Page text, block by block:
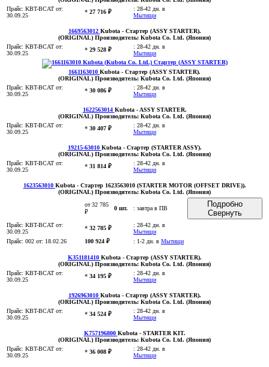
Прайс: KBT-BCAT от:
30.09.25
* 27 716 ₽ : 28-42 дн. в
Мытищи
1669563012 Kubota - Стартер (ASSY STARTER).
(ORIGINAL) Производитель: Kubota Co. Ltd. (Япония)
Прайс: KBT-BCAT от:
30.09.25
* 29 528 ₽ : 28-42 дн. в
Мытищи
1661163010 Kubota - Стартер (ASSY STARTER).
(ORIGINAL) Производитель: Kubota Co. Ltd. (Япония)
Прайс: KBT-BCAT от:
30.09.25
* 30 086 ₽ : 28-42 дн. в
Мытищи
1622563014 Kubota - ASSY STARTER.
(ORIGINAL) Производитель: Kubota Co. Ltd. (Япония)
Прайс: KBT-BCAT от:
30.09.25
* 30 407 ₽ : 28-42 дн. в
Мытищи
19215-63010 Kubota - Стартер (STARTER ASSY).
(ORIGINAL) Производитель: Kubota Co. Ltd. (Япония)
Прайс: KBT-BCAT от:
30.09.25
* 31 814 ₽ : 28-42 дн. в
Мытищи
1623563010 Kubota - Стартер 1623563010 (STARTER MOTOR (OFFSET DRIVE)).
(ORIGINAL) Производитель: Kubota Co. Ltd. (Япония)
от 32 785
₽
0 шт. : завтра в ПВ
Подробно
Свернуть
Прайс: KBT-BCAT от:
30.09.25
* 32 785 ₽ : 28-42 дн. в
Мытищи
Прайс: 002 от: 18.02.26 100 924 ₽ : 1-2 дн. в Мытищи
K351181410 Kubota - Стартер (ASSY STARTER).
(ORIGINAL) Производитель: Kubota Co. Ltd. (Япония)
Прайс: KBT-BCAT от:
30.09.25
* 34 195 ₽ : 28-42 дн. в
Мытищи
1926963010 Kubota - Стартер (ASSY STARTER).
(ORIGINAL) Производитель: Kubota Co. Ltd. (Япония)
Прайс: KBT-BCAT от:
30.09.25
* 34 524 ₽ : 28-42 дн. в
Мытищи
K757196800 Kubota - STARTER KIT.
(ORIGINAL) Производитель: Kubota Co. Ltd. (Япония)
Прайс: KBT-BCAT от:
30.09.25
* 36 008 ₽ : 28-42 дн. в
Мытищи